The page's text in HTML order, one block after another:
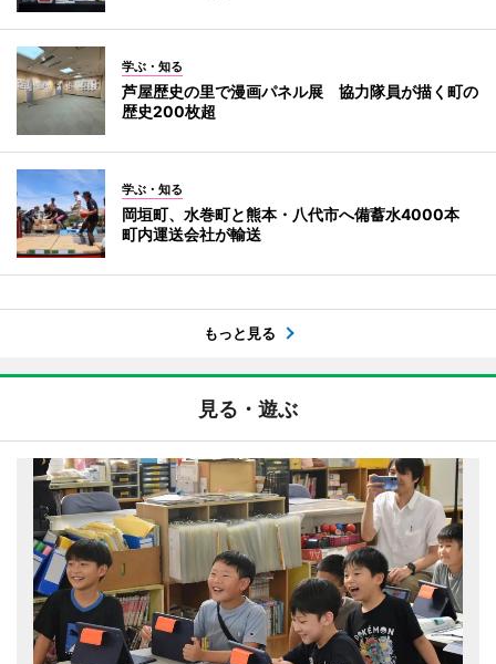
学ぶ・知る
芦屋歴史の里で漫画パネル展 協力隊員が描く町の
歴史200枚超
学ぶ・知る
岡垣町、水巻町と熊本・八代市へ備蓄水4000本
町内運送会社が輸送
もっと見る
見る・遊ぶ